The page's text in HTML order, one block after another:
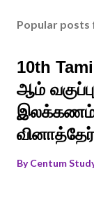
Popular posts
10th
ஆம்
ByCentum